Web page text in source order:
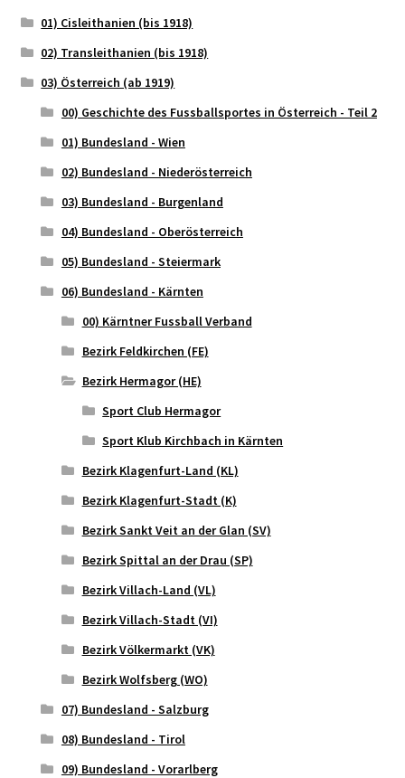
01) Cisleithanien (bis 1918)
02) Transleithanien (bis 1918)
03) Österreich (ab 1919)
00) Geschichte des Fussballsportes in Österreich - Teil 2
01) Bundesland - Wien
02) Bundesland - Niederösterreich
03) Bundesland - Burgenland
04) Bundesland - Oberösterreich
05) Bundesland - Steiermark
06) Bundesland - Kärnten
00) Kärntner Fussball Verband
Bezirk Feldkirchen (FE)
Bezirk Hermagor (HE)
Sport Club Hermagor
Sport Klub Kirchbach in Kärnten
Bezirk Klagenfurt-Land (KL)
Bezirk Klagenfurt-Stadt (K)
Bezirk Sankt Veit an der Glan (SV)
Bezirk Spittal an der Drau (SP)
Bezirk Villach-Land (VL)
Bezirk Villach-Stadt (VI)
Bezirk Völkermarkt (VK)
Bezirk Wolfsberg (WO)
07) Bundesland - Salzburg
08) Bundesland - Tirol
09) Bundesland - Vorarlberg